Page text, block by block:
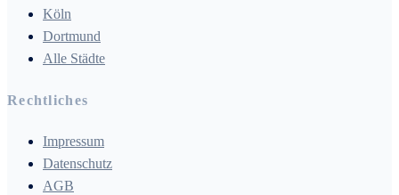
Köln
Dortmund
Alle Städte
Rechtliches
Impressum
Datenschutz
AGB